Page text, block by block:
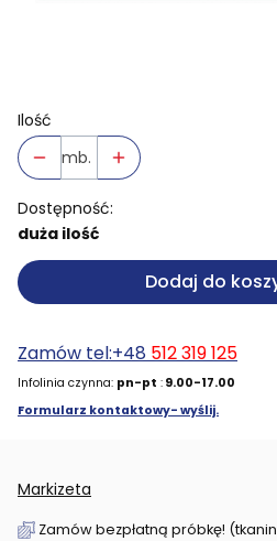
Ilość
mb.
Dostępność:
duża ilość
Dodaj do
Zamów tel:+48 512 319 125
Infolinia czynna: pn-pt : 9.00-17.00
Formularz kontaktowy- wyślij.
Markizeta
Zamów bezpłatną próbkę!